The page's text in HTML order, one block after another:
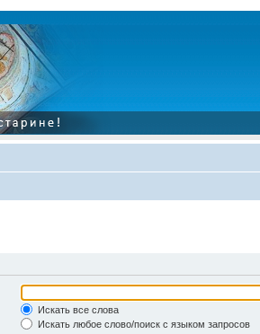
Искать все слова
Искать любое слово/поиск с языком запросов